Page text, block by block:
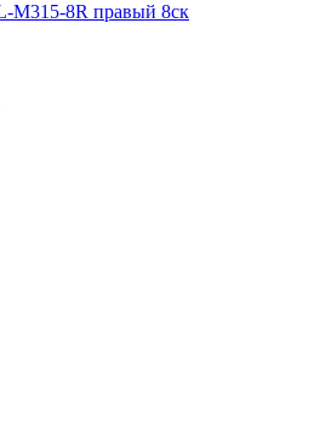
M315-8R правый 8cк